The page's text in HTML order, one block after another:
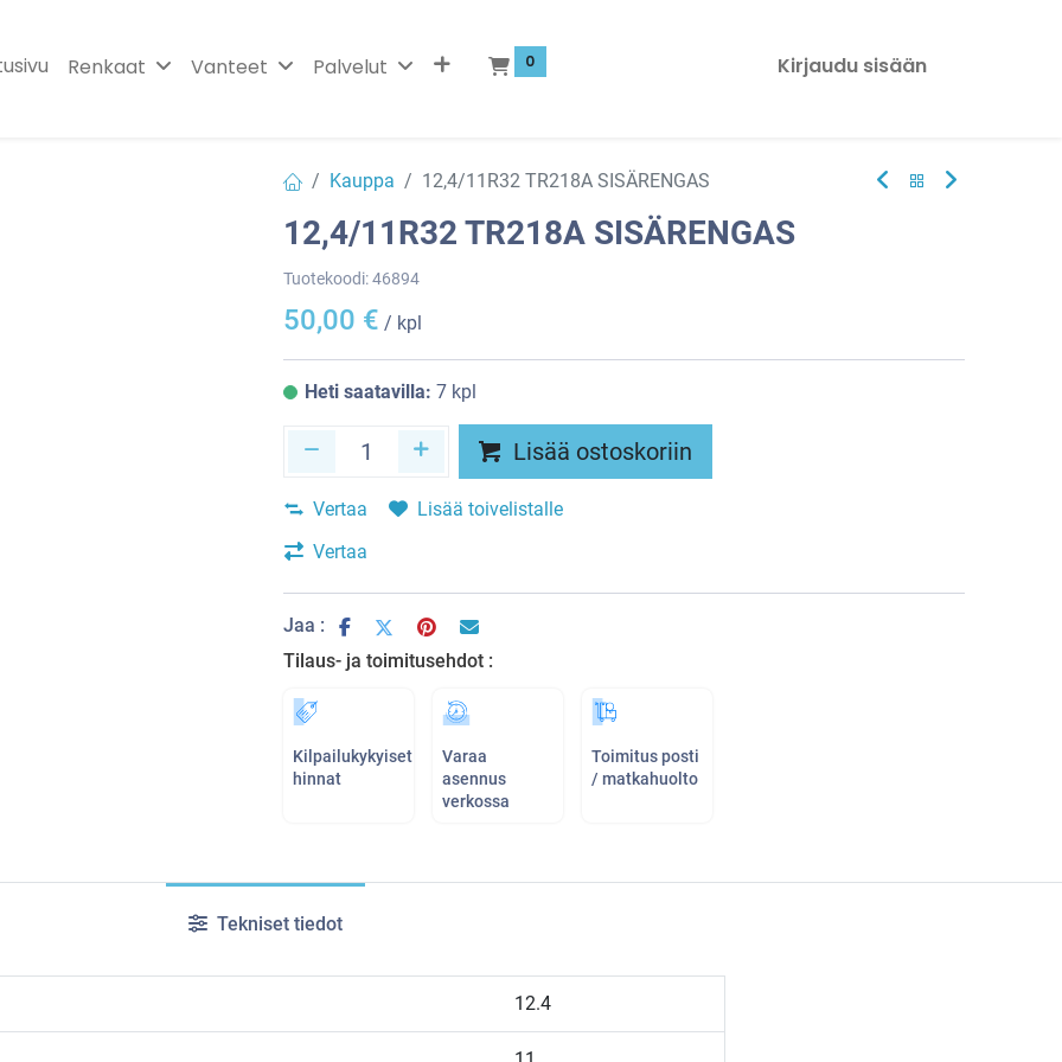
Renkaat Vanteet Palvelut 0 Kirjaudu sisään
Kauppa 12,4/11R32 TR218A SISÄRENGAS
12,4/11R32 TR218A SISÄRENGAS
Tuotekoodi:46894
50,00 € / kpl
Heti saatavilla: 7 kpl
Lisää ostoskoriin
Vertaa
Lisää toivelistalle
Vertaa
Jaa :
Tilaus- ja toimitusehdot :
Kilpailukykyiset
hinnat
Varaa
asennus
verkossa
Toimitus posti
/ matkahuolto
Tekniset tiedot
12.4